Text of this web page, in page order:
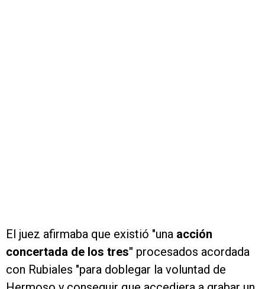
El juez afirmaba que existió "una acción
concertada de los tres" procesados acordada
con Rubiales "para doblegar la voluntad de